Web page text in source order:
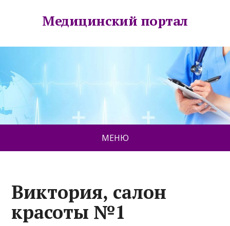
Медицинский портал
МЕНЮ
Виктория, салон
красоты №1